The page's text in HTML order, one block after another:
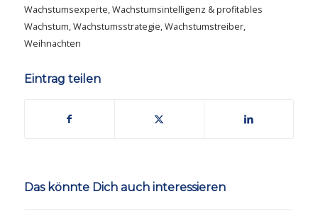
Wachstumsexperte,Wachstumsintelligenz & profitables
Wachstum,Wachstumsstrategie,Wachstumstreiber,
Weihnachten
Eintrag teilen
Das könnte Dich auch interessieren